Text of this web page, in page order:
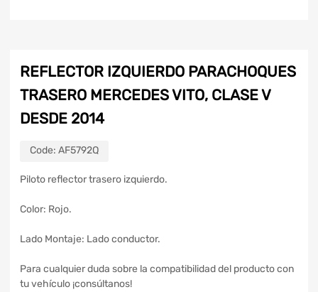
REFLECTOR IZQUIERDO PARACHOQUES
TRASERO MERCEDES VITO, CLASE V
DESDE 2014
Code: AF5792Q
Piloto reflector trasero izquierdo.
Color: Rojo.
Lado Montaje: Lado conductor.
Para cualquier duda sobre la compatibilidad del producto con
tu vehículo ¡consúltanos!